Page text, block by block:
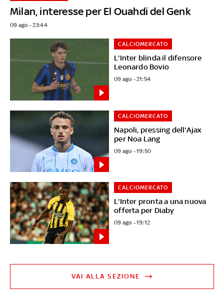
Milan, interesse per El Ouahdi del Genk
09 ago - 23:44
L'Inter blinda il difensore
Leonardo Bovio
CALCIOMERCATO
09 ago - 21:54
Napoli, pressing dell'Ajax
per Noa Lang
CALCIOMERCATO
09 ago - 19:50
L'Inter pronta a una nuova
offerta per Diaby
CALCIOMERCATO
09 ago - 19:12
VAI ALLA SEZIONE